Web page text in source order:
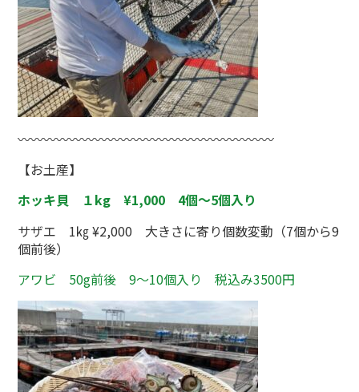
〰〰〰〰〰〰〰〰〰〰〰〰〰〰〰〰〰〰〰〰
【お土産】
ホッキ貝
１kg ¥1,000 4個～5個入り
サザエ 1㎏ ¥2,000 大きさに寄り個数変動（7個から9
個前後）
アワビ 50g前後 9～10個入り 税込み3500円